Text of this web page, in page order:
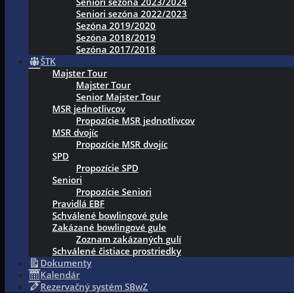
Seniori sezóna 2022/2023
Sezóna 2019/2020
Sezóna 2018/2019
Sezóna 2017/2018
ŠTK
Majster Tour
Majster Tour
Senior Majster Tour
MSR jednotlivcov
Propozície MSR jednotlivcov
MSR dvojíc
Propozície MSR dvojíc
SPD
Propozície SPD
Seniori
Propozície Seniori
Pravidlá EBF
Schválené bowlingové gule
Zakázané bowlingové gule
Zoznam zakázaných gulí
Schválené čistiace prostriedky
Dokumenty
Kalendár
Rezervačný systém SBwZ